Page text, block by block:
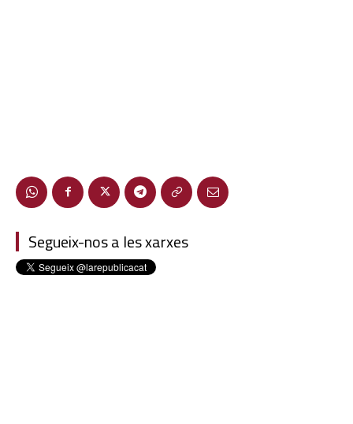
Segueix-nos a les xarxes